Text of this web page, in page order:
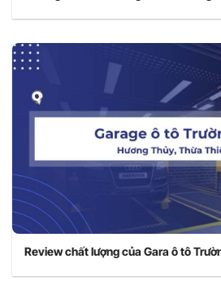
Review chất lượng của Gara ô tô